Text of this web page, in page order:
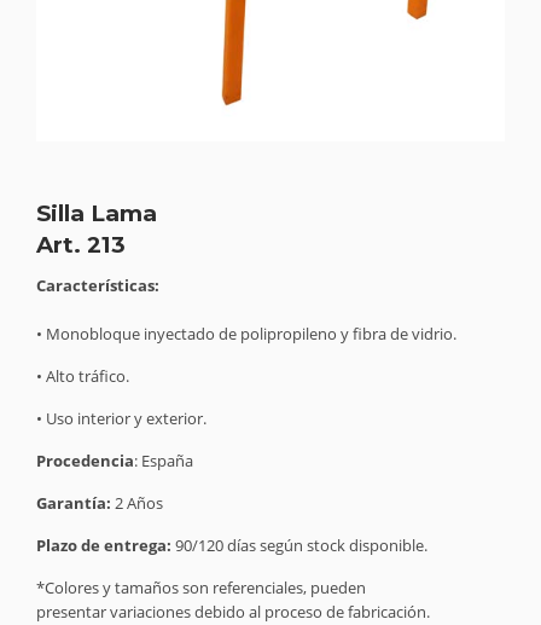
Silla Lama
Art. 213
Características:
• Monobloque inyectado de polipropileno y fibra de vidrio.
• Alto tráfico.
• Uso interior y exterior.
Procedencia: España
Garantía: 2 Años
Plazo de entrega: 90/120 días según stock disponible.
*Colores y tamaños son referenciales, pueden
presentar variaciones debido al proceso de fabricación.